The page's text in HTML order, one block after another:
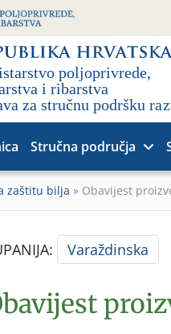
Stručna područja
zaštitu bilja » Obavijest
Varaždinska